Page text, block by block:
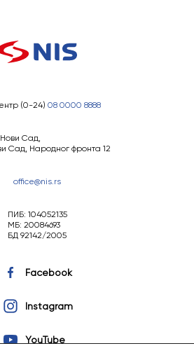
(0-24) 08 0000 8888
Сад,
Сад, Народног фронта 12
office@nis.rs
ПИБ: 104052135
МБ: 20084693
БД 92142/2005
Facebook
Instagram
YouTube